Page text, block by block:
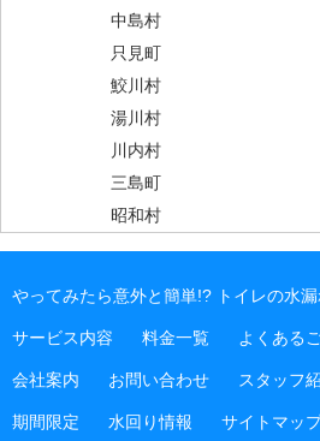
中島村
只見町
鮫川村
湯川村
川内村
三島町
昭和村
やってみたら意外と簡単!? トイレの水漏
サービス内容 料金一覧 よくある
会社案内 お問い合わせ スタッフ
期間限定 水回り情報 サイトマッ